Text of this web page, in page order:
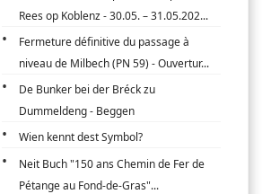
Rees op Koblenz - 30.05. – 31.05.202...
Fermeture définitive du passage à
niveau de Milbech (PN 59) - Ouvertur...
De Bunker bei der Bréck zu
Dummeldeng - Beggen
Wien kennt dest Symbol?
Neit Buch "150 ans Chemin de Fer de
Pétange au Fond-de-Gras"...